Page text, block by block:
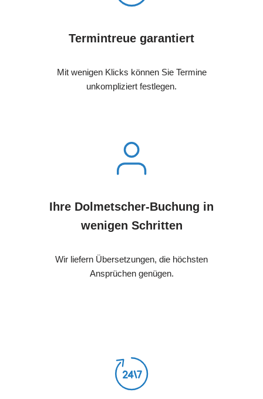
Termintreue garantiert
Mit wenigen Klicks können Sie Termine
unkompliziert festlegen.
Ihre Dolmetscher-Buchung in
wenigen Schritten
Wir liefern Übersetzungen, die höchsten
Ansprüchen genügen.